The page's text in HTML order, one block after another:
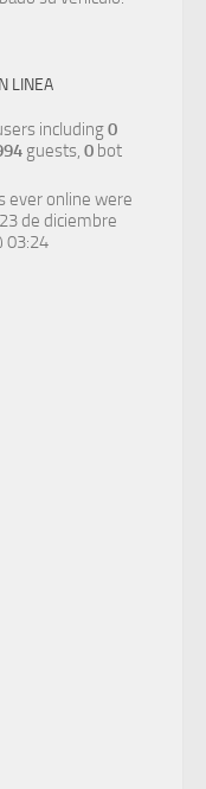
LINEA
including0
guests, 0 bot
ever online were
de diciembre
03:24